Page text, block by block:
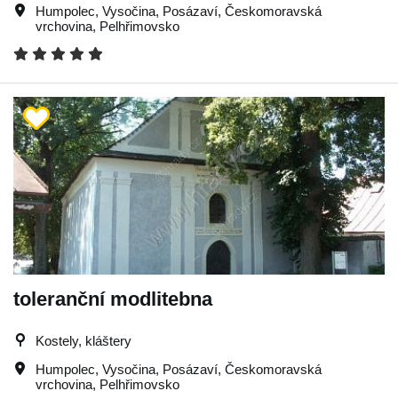
Humpolec, Vysočina, Posázaví, Českomoravská
vrchovina, Pelhřimovsko
toleranční modlitebna
Kostely, kláštery
Humpolec, Vysočina, Posázaví, Českomoravská
vrchovina, Pelhřimovsko